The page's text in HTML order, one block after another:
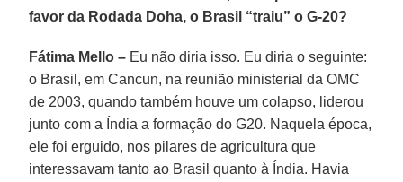
favor da Rodada Doha, o Brasil “traiu” o G-20?
Fátima Mello – Eu não diria isso. Eu diria o seguinte:
o Brasil, em Cancun, na reunião ministerial da OMC
de 2003, quando também houve um colapso, liderou
junto com a Índia a formação do G20. Naquela época,
ele foi erguido, nos pilares de agricultura que
interessavam tanto ao Brasil quanto à Índia. Havia